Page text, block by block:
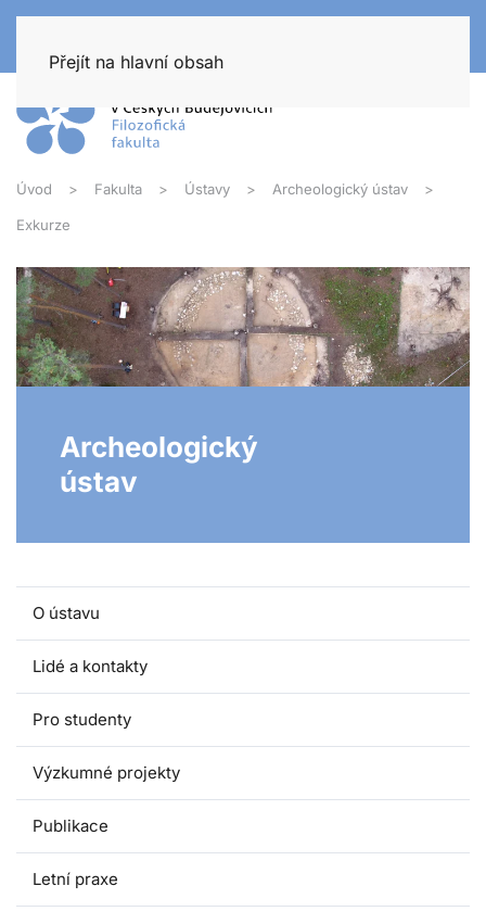
Přejít na hlavní obsah
Úvod Fakulta Ústavy Archeologický ústav
Exkurze
Archeologický
ústav
O ústavu
Lidé a kontakty
Pro studenty
Výzkumné projekty
Publikace
Letní praxe